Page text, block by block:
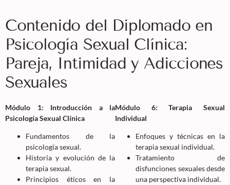
Contenido del Diplomado en
Psicología Sexual Clínica:
Pareja, Intimidad y Adicciones
Sexuales
Módulo 1: Introducción a la
Psicología Sexual Clínica
Fundamentos de la
psicología sexual.
Historia y evolución de la
terapia sexual.
Principios éticos en la
Módulo 6: Terapia Sexual
Individual
Enfoques y técnicas en la
terapia sexual individual.
Tratamiento de
disfunciones sexuales desde
una perspectiva individual.